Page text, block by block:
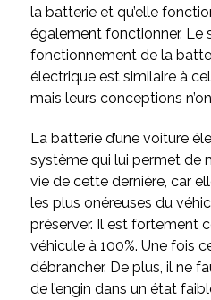
la batterie et qu’elle
également fonctionner. Le
fonctionnement de la
électrique est similaire à
mais leurs conceptions
La batterie d’une voiture
système qui lui permet de
vie de cette dernière, car
les plus onéreuses du
préserver. Il est fortement
véhicule à 100%. Une fois
débrancher. De plus, il ne
de l’engin dans un état